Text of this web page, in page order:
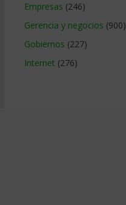
Empresas (246)
Gerencia y negocios (900)
Gobiernos (227)
Internet (276)